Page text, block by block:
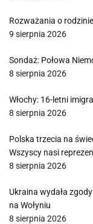
Rozważania o
9 sierpnia 2026
Sondaż: Połowa
8 sierpnia 2026
Włochy: 16-letni
8 sierpnia 2026
Polska trzecia na
Wszyscy nasi
8 sierpnia 2026
Ukraina wydała
na Wołyniu
8 sierpnia 2026